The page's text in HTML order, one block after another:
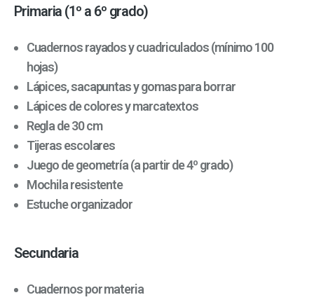
Primaria (1º a 6º grado)
Cuadernos rayados y cuadriculados (mínimo 100
hojas)
Lápices, sacapuntas y gomas para borrar
Lápices de colores y marcatextos
Regla de 30 cm
Tijeras escolares
Juego de geometría (a partir de 4º grado)
Mochila resistente
Estuche organizador
Secundaria
Cuadernos por materia